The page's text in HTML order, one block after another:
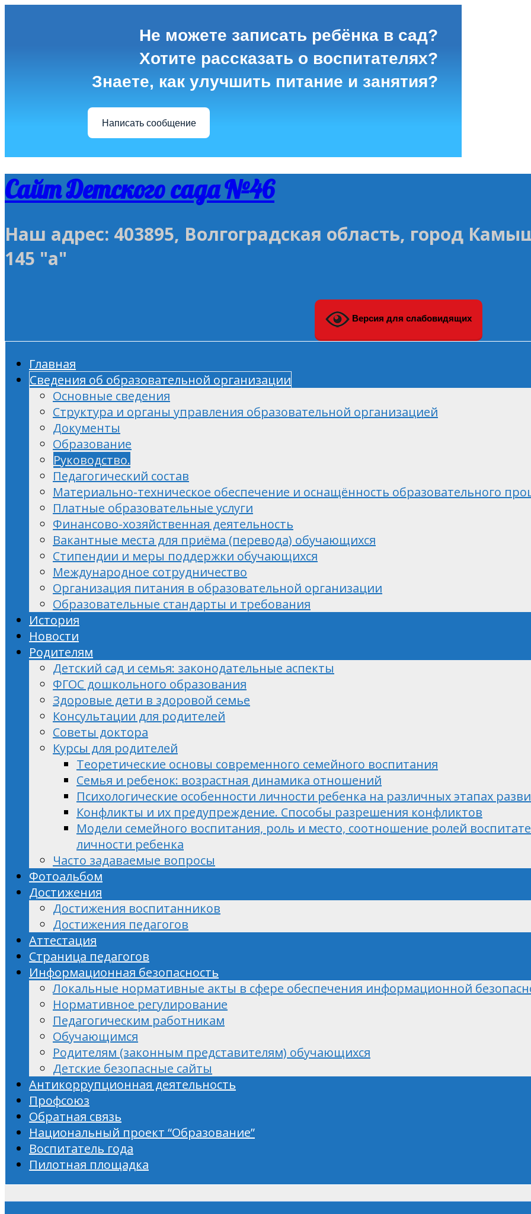
Не можете записать ребёнка в сад?
Хотите рассказать о воспитателях?
Знаете, как улучшить питание и занятия?
Написать сообщение
Сайт Детского сада №46
Наш адрес: 403895, Волгоградская область, город
145 "а"
Версия для слабовидящих
Главная
Сведения об образовательной организации
Основные сведения
Структура и органы управления образовательной организацией
Документы
Образование
Руководство.
Педагогический состав
Материально-техническое обеспечение и оснащённость образовательного
Платные образовательные услуги
Финансово-хозяйственная деятельность
Вакантные места для приёма (перевода) обучающихся
Стипендии и меры поддержки обучающихся
Международное сотрудничество
Организация питания в образовательной организации
Образовательные стандарты и требования
История
Новости
Родителям
Детский сад и семья: законодательные аспекты
ФГОС дошкольного образования
Здоровые дети в здоровой семье
Консультации для родителей
Советы доктора
Курсы для родителей
Теоретические основы современного семейного воспитания
Семья и ребенок: возрастная динамика отношений
Психологические особенности личности ребенка на различных этапах
Конфликты и их предупреждение. Способы разрешения конфликтов
Модели семейного воспитания, роль и место, соотношение ролей
личности ребенка
Часто задаваемые вопросы
Фотоальбом
Достижения
Достижения воспитанников
Достижения педагогов
Аттестация
Страница педагогов
Информационная безопасность
Локальные нормативные акты в сфере обеспечения информационной
Нормативное регулирование
Педагогическим работникам
Обучающимся
Родителям (законным представителям) обучающихся
Детские безопасные сайты
Антикоррупционная деятельность
Профсоюз
Обратная связь
Национальный проект “Образование”
Воспитатель года
Пилотная площадка